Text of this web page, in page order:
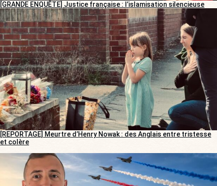
[GRANDE ENQUÊTE] Justice française : l’islamisation silencieuse
[REPORTAGE] Meurtre d’Henry Nowak : des Anglais entre tristesse
et colère